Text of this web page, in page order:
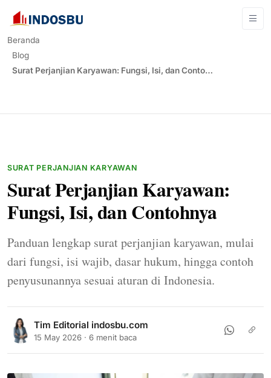
Beranda
Blog
Surat Perjanjian Karyawan: Fungsi, Isi, dan Conto…
SURAT PERJANJIAN KARYAWAN
Surat Perjanjian Karyawan:
Fungsi, Isi, dan Contohnya
Panduan lengkap surat perjanjian karyawan, mulai
dari fungsi, isi wajib, dasar hukum, hingga contoh
penyusunannya sesuai aturan di Indonesia.
Tim Editorial indosbu.com
15 May 2026 · 6 menit baca